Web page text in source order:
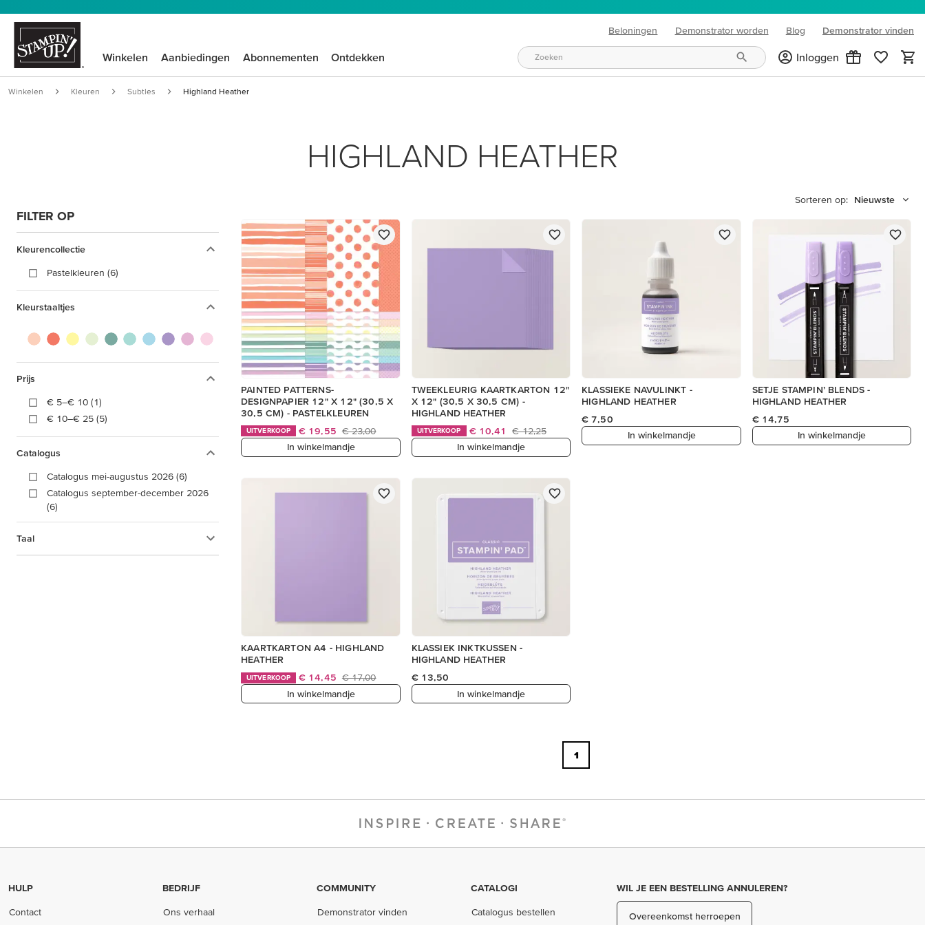
Beloningen Demonstrator worden Blog
(opens in new tab)
Demonstrator vinden
Winkelen Aanbiedingen Abonnementen Ontdekken Inloggen
Winkelen Kleuren Subtles Highland Heather
HIGHLAND HEATHER
FILTER OP
Kleurencollectie
Pastelkleuren (6)
Kleurstaaltjes
Prijs
€ 5–€ 10 (1)
€ 10–€ 25 (5)
Catalogus
Catalogus mei-augustus 2026 (6)
Catalogus september-december 2026
(6)
Taal
Sorteren op: Nieuwste
PAINTED PATTERNS-
DESIGNPAPIER 12" X 12" (30,5 X
30,5 CM) - PASTELKLEUREN
UITVERKOOP € 19,55 € 23,00
In winkelmandje
TWEEKLEURIG KAARTKARTON 12"
X 12" (30,5 X 30,5 CM) -
HIGHLAND HEATHER
UITVERKOOP € 10,41
€ 12,25
In winkelmandje
KLASSIEKE NAVULINKT -
HIGHLAND HEATHER
€ 7,50
In winkelmandje
SETJE STAMPIN’ BLENDS -
HIGHLAND HEATHER
€ 14,75
In winkelmandje
KAARTKARTON A4 - HIGHLAND
HEATHER
UITVERKOOP € 14,45 € 17,00
In winkelmandje
KLASSIEK INKTKUSSEN -
HIGHLAND HEATHER
€ 13,50
In winkelmandje
1
HULP
Contact
BEDRIJF
Ons verhaal
COMMUNITY
Demonstrator vinden
CATALOGI
Catalogus bestellen
WIL JE EEN BESTELLING ANNULEREN?
Overeenkomst herroepen